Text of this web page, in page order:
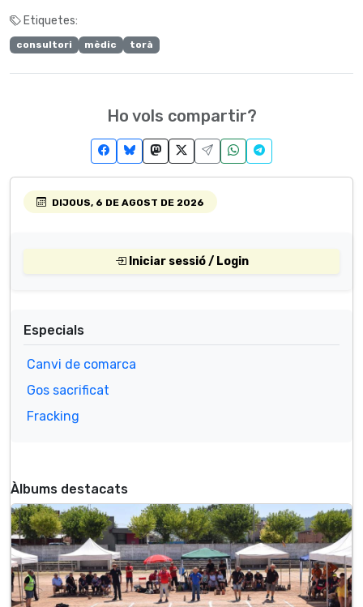
Etiquetes:
consultori mèdic torà
Ho vols compartir?
DIJOUS, 6 DE AGOST DE 2026
Iniciar sessió / Login
Especials
Canvi de comarca
Gos sacrificat
Fracking
Àlbums destacats